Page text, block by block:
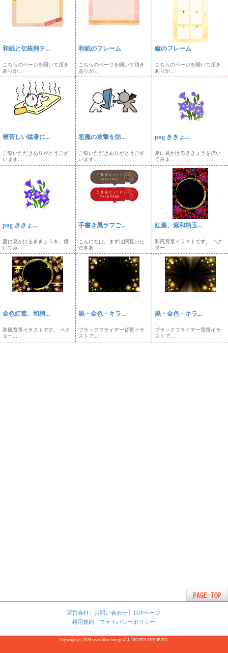
和紙と伝統柄テ...
こちらのページを開いて頂き
ありが...
和紙のフレーム
こちらのページを開いて頂き
ありが...
縦のフレーム
こちらのページを開いて頂き
ありが...
寝苦しい猛暑に...
ご覧いただきありがとうござ
います...
悪魔の攻撃を防...
ご覧いただきありがとうござ
います...
png ききょ...
夏に見かけるききょうを描い
てみま...
png ききょ...
夏に見かけるききょうを、描
いてみ...
手書き風ラフご...
こんにちは。まずは閲覧いた
だきあ...
紅葉、紫和柄玉...
和風背景イラストです。 ベク
ター...
金色紅葉、和柄...
和風背景イラストです。 ベク
ター...
黒・金色・キラ...
ブラックフライデー背景イラ
ストで...
黒・金色・キラ...
ブラックフライデー背景イラ
ストで...
運営会社 お問い合わせ
TOPページ
利用規約
プライバシーポリシー
Copyright (c) 2026 www.illust-box.jp ALL RIGHTS RESERVED.